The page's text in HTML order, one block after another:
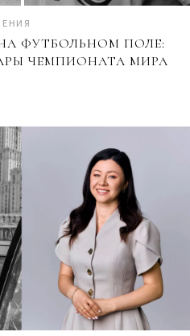
ФУТБОЛЬНОМ ПОЛЕ:
ЧЕМПИОНАТА МИРА